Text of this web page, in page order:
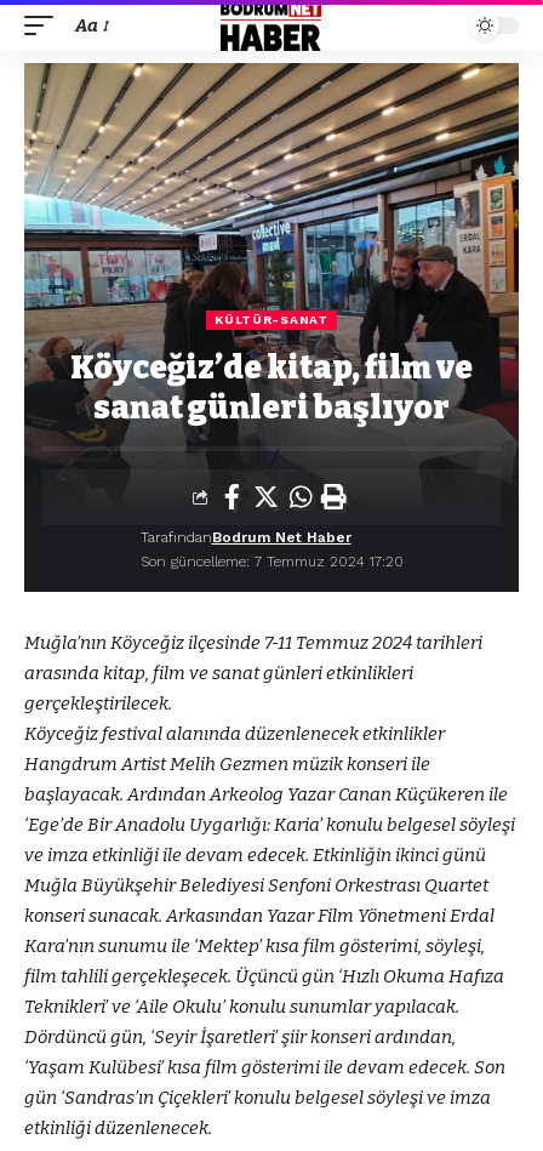
Aa
KÜLTÜR-SANAT
Köyceğiz’de kitap, film ve
sanat günleri başlıyor
Son güncelleme: 7 Temmuz 2024 17:20
TarafındanBodrum Net Haber
Muğla’nın Köyceğiz ilçesinde 7-11 Temmuz 2024 tarihleri
arasında kitap, film ve sanat günleri etkinlikleri
gerçekleştirilecek.
Köyceğiz festival alanında düzenlenecek etkinlikler
Hangdrum Artist Melih Gezmen müzik konseri ile
başlayacak. Ardından Arkeolog Yazar Canan Küçükeren ile
‘Ege’de Bir Anadolu Uygarlığı: Karia’ konulu belgesel söyleşi
ve imza etkinliği ile devam edecek. Etkinliğin ikinci günü
Muğla Büyükşehir Belediyesi Senfoni Orkestrası Quartet
konseri sunacak. Arkasından Yazar Film Yönetmeni Erdal
Kara’nın sunumu ile ‘Mektep’ kısa film gösterimi, söyleşi,
film tahlili gerçekleşecek. Üçüncü gün ‘Hızlı Okuma Hafıza
Teknikleri’ ve ‘Aile Okulu’ konulu sunumlar yapılacak.
Dördüncü gün, ‘Seyir İşaretleri’ şiir konseri ardından,
‘Yaşam Kulübesi’ kısa film gösterimi ile devam edecek. Son
gün ‘Sandras’ın Çiçekleri’ konulu belgesel söyleşi ve imza
etkinliği düzenlenecek.